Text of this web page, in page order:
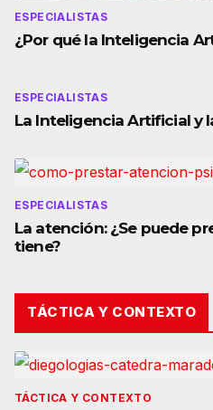
ESPECIALISTAS
¿Por qué la Inteligencia
ESPECIALISTAS
La Inteligencia Artificial y
ESPECIALISTAS
La atención: ¿Se puede
tiene?
TÁCTICA Y CONTEXTO
TÁCTICA Y CONTEXTO